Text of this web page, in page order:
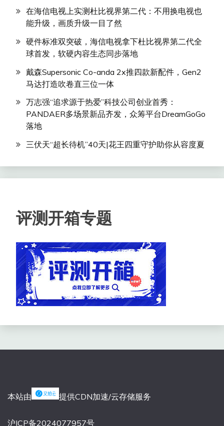
在海信电视上实测杜比视界第二代：不用换电视也
能升级，画质升级一目了然
硬件标准双突破，海信电视拿下杜比视界第二代全
球首发，软硬内容生态同步落地
戴森Supersonic Co-anda 2x推四款新配件，Gen2
马达打造吹卷直三位一体
万志强“追求源于热爱”科技公司创业首秀：
PANDAER多场景新品齐发，众筹平台DreamGoGo
落地
三伏天“超长待机”40天|花王四重守护助你从容度夏
评测开箱专题
本站由 提供CDN加速/云存储服务
沪ICP备2024077957号